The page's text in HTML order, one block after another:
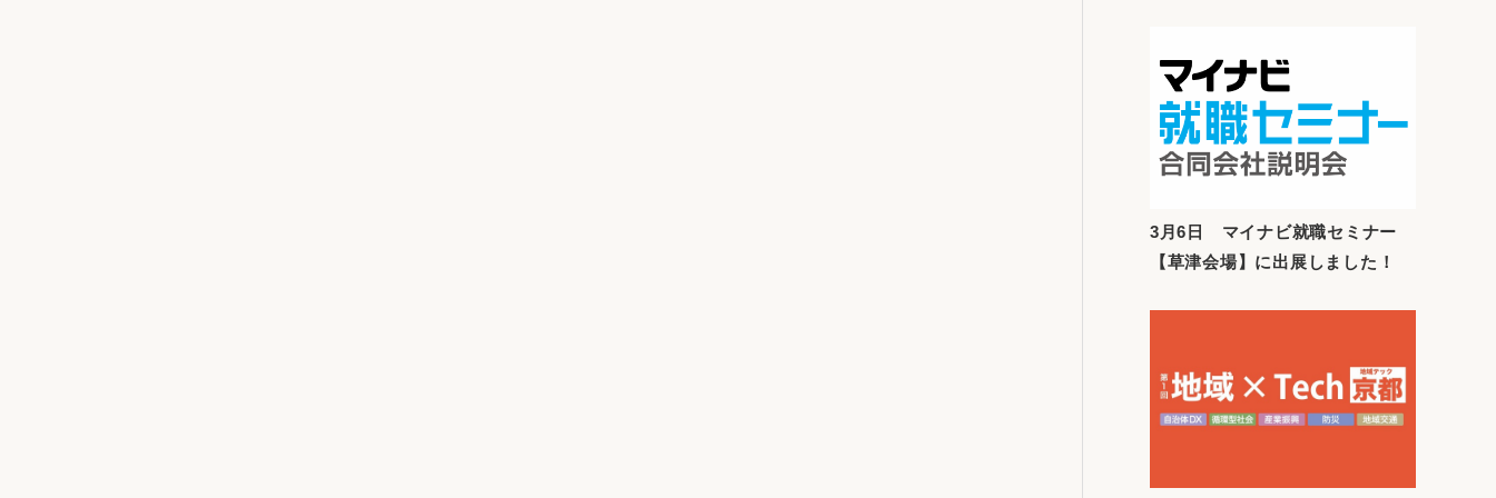
3月6日 マイナビ就職セミナー
【草津会場】に出展しました！